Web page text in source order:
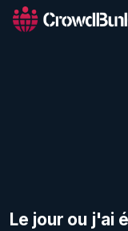
Le jour ou j'ai